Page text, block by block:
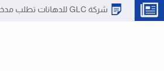
شركة GLC للدهانات تطلب مدخلين بيانات للعمل فى مصر